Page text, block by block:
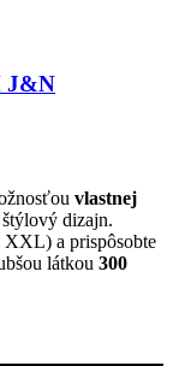
J&N
vlastnej
dizajn.
a prispôsobte
látkou 300